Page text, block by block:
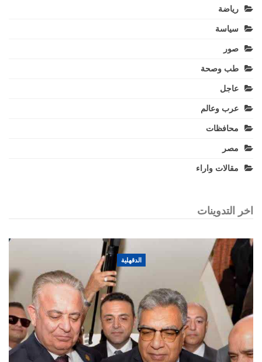
رياضة
سياسة
صور
طب وصحة
عاجل
عرب وعالم
محافظات
مصر
مقالات واراء
اخر التدوينات
الدقهلية